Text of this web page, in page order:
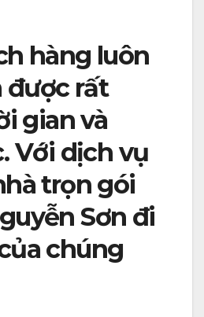
hàng luôn
rất
gian và
Với dịch vụ
trọn gói
Sơn đi
chúng